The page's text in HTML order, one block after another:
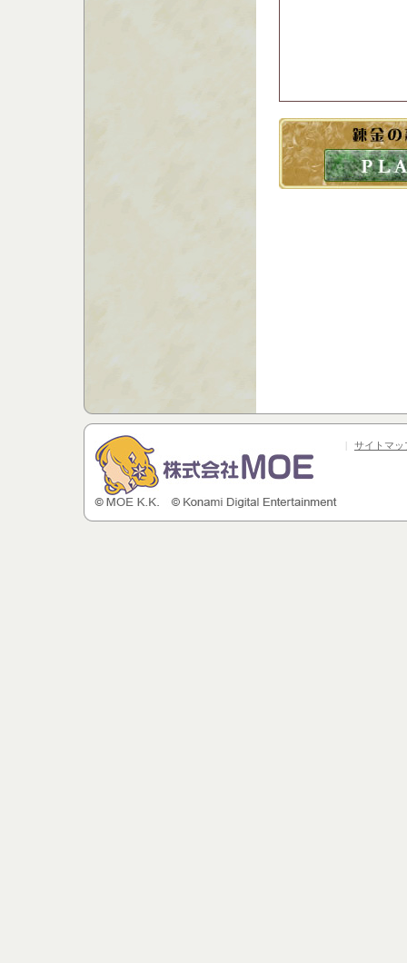
| サイトマッ